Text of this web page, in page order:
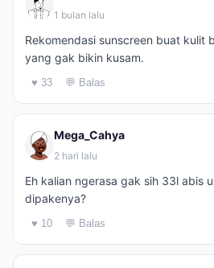
1 bulan lalu
Rekomendasi sunscreen buat kulit
yang gak bikin kusam.
♥ 33 💬 Balas
Mega_Cahya
2 hari lalu
Eh kalian ngerasa gak sih 33l abis
dipakenya?
♥ 10 💬 Balas